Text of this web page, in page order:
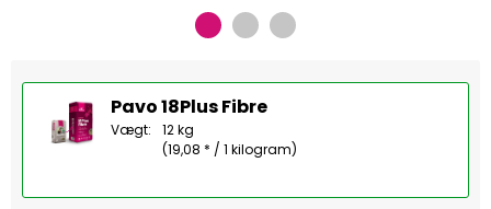
Pavo 18Plus Fibre
Vægt:
12 kg
(19,08 * / 1 kilogram)